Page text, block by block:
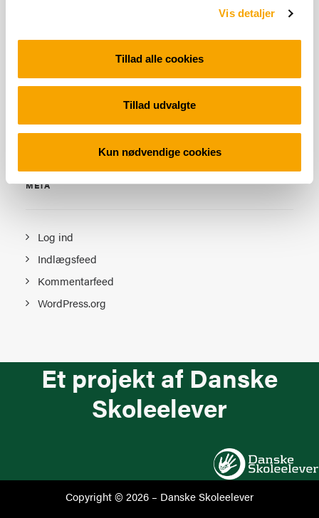
Vis detaljer
Tillad alle cookies
Tillad udvalgte
Kun nødvendige cookies
KATEGORIER
Ingen kategorier
META
Log ind
Indlægsfeed
Kommentarfeed
WordPress.org
Et projekt af Danske
Skoleelever
Copyright © 2026 – Danske Skoleelever